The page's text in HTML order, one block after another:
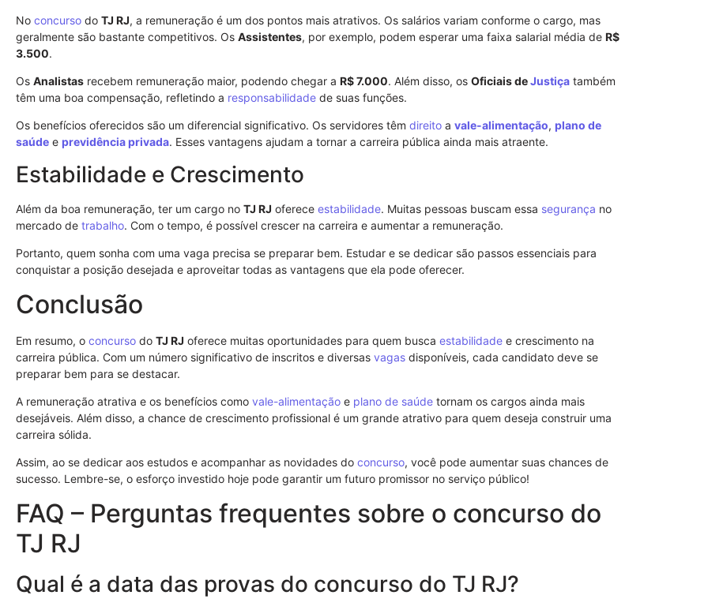
No concurso do TJ RJ, a remuneração é um dos pontos mais atrativos. Os salários variam conforme o cargo, mas
geralmente são bastante competitivos. Os Assistentes, por exemplo, podem esperar uma faixa salarial média de R$
3.500.
Os Analistas recebem remuneração maior, podendo chegar a R$ 7.000. Além disso, os Oficiais deJustiça também
têm uma boa compensação, refletindo a responsabilidade de suas funções.
Os benefícios oferecidos são um diferencial significativo. Os servidores têm direito a vale-alimentação, plano de
saúde e previdência privada. Esses vantagens ajudam a tornar a carreira pública ainda mais atraente.
Estabilidade e Crescimento
Além da boa remuneração, ter um cargo no TJ RJ oferece estabilidade. Muitas pessoas buscam essa segurança no
mercado de trabalho. Com o tempo, é possível crescer na carreira e aumentar a remuneração.
Portanto, quem sonha com uma vaga precisa se preparar bem. Estudar e se dedicar são passos essenciais para
conquistar a posição desejada e aproveitar todas as vantagens que ela pode oferecer.
Conclusão
Em resumo, o concurso do TJ RJ oferece muitas oportunidades para quem busca estabilidade e crescimento na
carreira pública. Com um número significativo de inscritos e diversas vagas disponíveis, cada candidato deve se
preparar bem para se destacar.
A remuneração atrativa e os benefícios como vale-alimentação e plano de saúde tornam os cargos ainda mais
desejáveis. Além disso, a chance de crescimento profissional é um grande atrativo para quem deseja construir uma
carreira sólida.
Assim, ao se dedicar aos estudos e acompanhar as novidades do concurso, você pode aumentar suas chances de
sucesso. Lembre-se, o esforço investido hoje pode garantir um futuro promissor no serviço público!
FAQ – Perguntas frequentes sobre o concurso do
TJ RJ
Qual é a data das provas do concurso do TJ RJ?